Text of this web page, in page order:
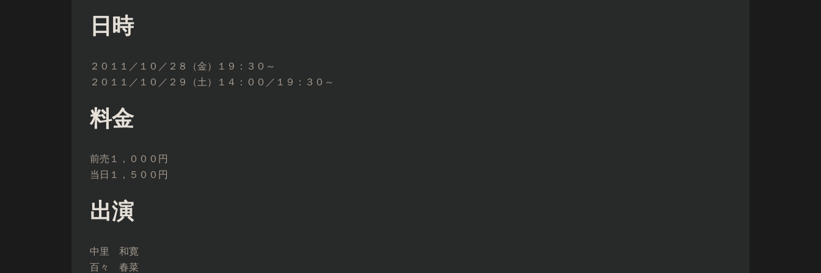
日時
２０１１／１０／２８（金）１９：３０～
２０１１／１０／２９（土）１４：００／１９：３０～
料金
前売１，０００円
当日１，５００円
出演
中里 和寛
百々 春菜